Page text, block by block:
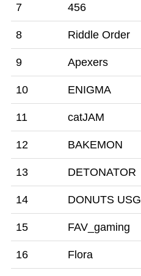
7 456
8 Riddle Order
9 Apexers
10 ENIGMA
11 catJAM
12 BAKEMON
13 DETONATOR
14 DONUTS USG
15 FAV_gaming
16 Flora